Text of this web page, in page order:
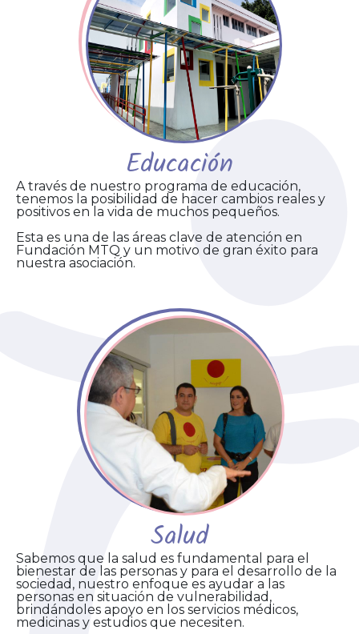
Educación
A través de nuestro programa de educación,
tenemos la posibilidad de hacer cambios reales y
positivos en la vida de muchos pequeños.
Esta es una de las áreas clave de atención en
Fundación MTQ y un motivo de gran éxito para
nuestra asociación.
Salud
Sabemos que la salud es fundamental para el
bienestar de las personas y para el desarrollo de la
sociedad, nuestro enfoque es ayudar a las
personas en situación de vulnerabilidad,
brindándoles apoyo en los servicios médicos,
medicinas y estudios que necesiten.